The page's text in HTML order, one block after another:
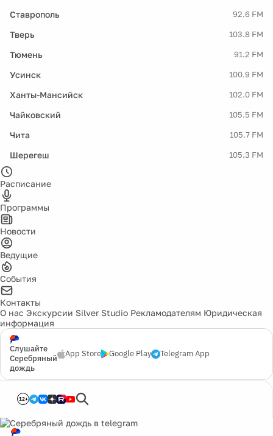
Ставрополь 92.6 FM
Тверь 103.8 FM
Тюмень 91.2 FM
Усинск 100.9 FM
Ханты-Мансийск 102.0 FM
Чайковский 105.5 FM
Чита 105.7 FM
Шерегеш 105.3 FM
Расписание
Программы
Новости
Ведущие
События
Контакты
О нас Экскурсии Silver Studio Рекламодателям Юридическая
информация
Слушайте
Серебряный
дождь
App Store Google Play Telegram App
12+